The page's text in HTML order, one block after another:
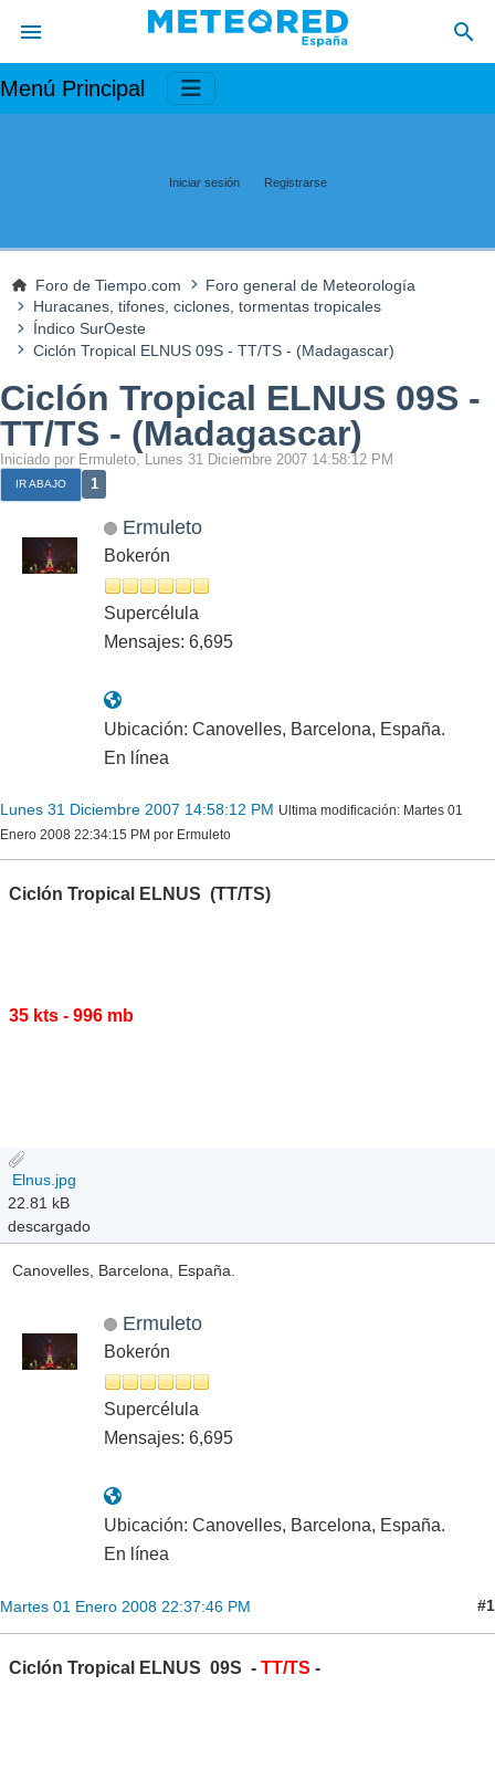
Menú Principal
Iniciar sesión Registrarse
Foro de Tiempo.com
Foro general de Meteorología
Huracanes, tifones, ciclones, tormentas tropicales
Índico SurOeste
Ciclón Tropical ELNUS 09S - TT/TS - (Madagascar)
Ciclón Tropical ELNUS 09S -
TT/TS - (Madagascar)
Iniciado por Ermuleto, Lunes 31 Diciembre 2007 14:58:12 PM
IR ABAJO 1
Ermuleto
Bokerón
Supercélula
Mensajes: 6,695
Ubicación: Canovelles, Barcelona, España.
En línea
Lunes 31 Diciembre 2007 14:58:12 PM Ultima modificación: Martes 01
Enero 2008 22:34:15 PM por Ermuleto
Ciclón Tropical ELNUS (TT/TS)
35 kts - 996 mb
Elnus.jpg
22.81 kB
descargado
Canovelles, Barcelona, España.
Ermuleto
Bokerón
Supercélula
Mensajes: 6,695
Ubicación: Canovelles, Barcelona, España.
En línea
Martes 01 Enero 2008 22:37:46 PM #1
Ciclón Tropical ELNUS 09S - TT/TS -